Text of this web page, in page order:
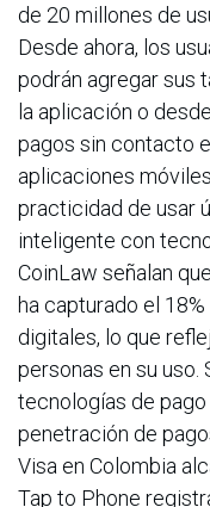
de 20 millones de
Desde ahora, los
podrán agregar sus
la aplicación o
pagos sin contacto
aplicaciones
practicidad de usar
inteligente con
CoinLaw señalan
ha capturado el
digitales, lo que
personas en su uso.
tecnologías de pago
penetración de
Visa en Colombia
Tap to Phone